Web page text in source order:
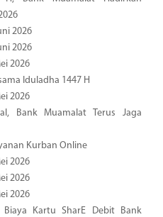
2026
2026
2026
Iduladha 1447 H
2026
Bank Muamalat Terus Jaga
Kurban Online
2026
2026
2026
Biaya Kartu SharE Debit Bank